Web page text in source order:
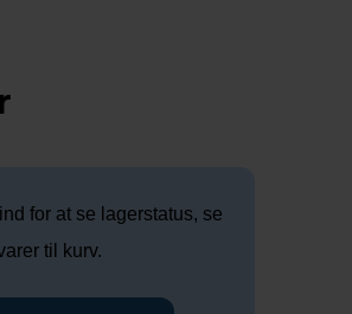
for at se lagerstatus, se
til kurv.